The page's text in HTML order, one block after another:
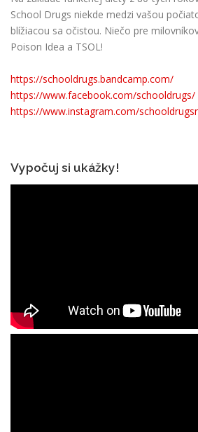
School Drugs niekde medzi vašou
blížiacou sa očistou. Niečo pre
Poison Idea a TSOL!
https://schooldrugs.bandcamp.com/
https://www.facebook.com/schooldrugs/
https://www.instagram.com/
Vypočuj si ukážky!